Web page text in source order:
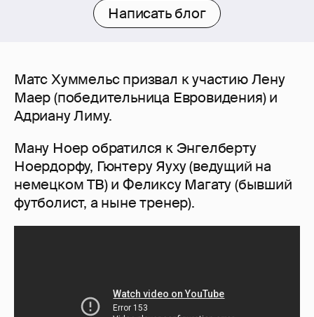
Написать блог
Матс Хуммельс призвал к участию Лену
Маер (победительница Евровидения) и
Адриану Лиму.
Ману Ноер обратился к Энгелберту
Ноердорфу, Гюнтеру Яуху (ведущий на
немецком ТВ) и Феликсу Магату (бывший
футболист, а ныне тренер).